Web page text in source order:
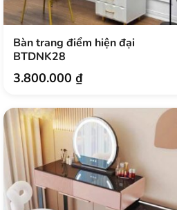
Bàn trang điểm hiện đại
BTDNK28
3.800.000 ₫